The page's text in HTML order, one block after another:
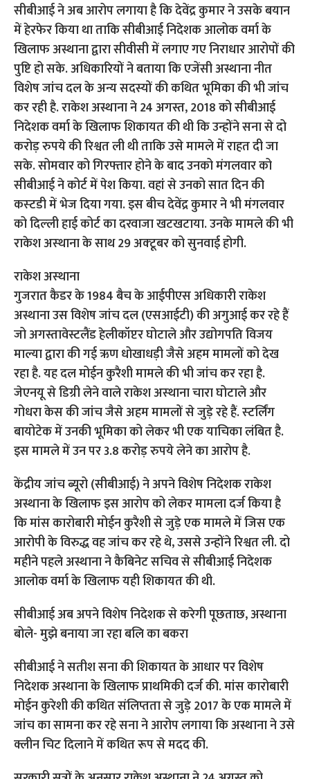
सीबीआई ने अब आरोप लगाया है कि देवेंद्र कुमार ने उसके बयान
में हेरफेर किया था ताकि सीबीआई निदेशक आलोक वर्मा के
खिलाफ अस्थाना द्वारा सीवीसी में लगाए गए निराधार आरोपों की
पुष्टि हो सके. अधिकारियों ने बताया कि एजेंसी अस्थाना नीत
विशेष जांच दल के अन्य सदस्यों की कथित भूमिका की भी जांच
कर रही है. राकेश अस्थाना ने 24 अगस्त, 2018 को सीबीआई
निदेशक वर्मा के खिलाफ शिकायत की थी कि उन्होंने सना से दो
करोड़ रुपये की रिश्वत ली थी ताकि उसे मामले में राहत दी जा
सके. सोमवार को गिरफ्तार होने के बाद उनको मंगलवार को
सीबीआई ने कोर्ट में पेश किया. वहां से उनको सात दिन की
कस्‍टडी में भेज दिया गया. इस बीच देवेंद्र कुमार ने भी मंगलवार
को दिल्‍ली हाई कोर्ट का दरवाजा खटखटाया. उनके मामले की भी
राकेश अस्‍थाना के साथ 29 अक्‍टूबर को सुनवाई होगी.
राकेश अस्‍थाना
गुजरात कैडर के 1984 बैच के आईपीएस अधिकारी राकेश
अस्थाना उस विशेष जांच दल (एसआईटी) की अगुआई कर रहे हैं
जो अगस्तावेस्टलैंड हेलीकॉप्टर घोटाले और उद्योगपति विजय
माल्या द्वारा की गई ऋण धोखाधड़ी जैसे अहम मामलों को देख
रहा है. यह दल मोईन कुरैशी मामले की भी जांच कर रहा है.
जेएनयू से डिग्री लेने वाले राकेश अस्‍थाना चारा घोटाले और
गोधरा केस की जांच जैसे अहम मामलों से जुड़े रहे हैं. स्‍टर्लिंग
बायोटेक में उनकी भूमिका को लेकर भी एक याचिका लंबित है.
इस मामले में उन पर 3.8 करोड़ रुपये लेने का आरोप है.
केंद्रीय जांच ब्यूरो (सीबीआई) ने अपने विशेष निदेशक राकेश
अस्थाना के खिलाफ इस आरोप को लेकर मामला दर्ज किया है
कि मांस कारोबारी मोईन कुरैशी से जुड़े एक मामले में जिस एक
आरोपी के विरुद्ध वह जांच कर रहे थे, उससे उन्होंने रिश्वत ली. दो
महीने पहले अस्थाना ने कैबिनेट सचिव से सीबीआई निदेशक
आलोक वर्मा के खिलाफ यही शिकायत की थी.
सीबीआई अब अपने विशेष निदेशक से करेगी पूछताछ, अस्थाना
बोले- मुझे बनाया जा रहा बलि का बकरा
सीबीआई ने सतीश सना की शिकायत के आधार पर विशेष
निदेशक अस्थाना के खिलाफ प्राथमिकी दर्ज की. मांस कारोबारी
मोईन कुरेशी की कथित संलिप्तता से जुड़े 2017 के एक मामले में
जांच का सामना कर रहे सना ने आरोप लगाया कि अस्थाना ने उसे
क्लीन चिट दिलाने में कथित रूप से मदद की.